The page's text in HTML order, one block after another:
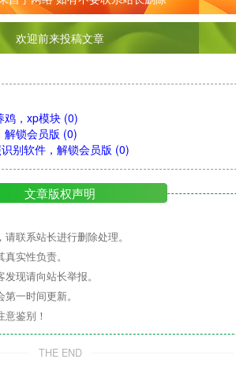
欢迎前来投稿文章
鸡，xp模块 (0)
解锁会员版 (0)
别软件，解锁会员版 (0)
文章版权声明
联系站长进行删除处理。
实性负责。
现请向站长举报。
一时间更新。
鉴别！
THE END